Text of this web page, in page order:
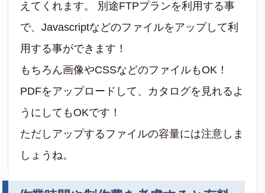
えてくれます。 別途FTPプランを利用する事
で、Javascriptなどのファイルをアップして利
用する事ができます！
もちろん画像やCSSなどのファイルもOK！
PDFをアップロードして、カタログを見れるよ
うにしてもOKです！
ただしアップするファイルの容量には注意しま
しょうね。